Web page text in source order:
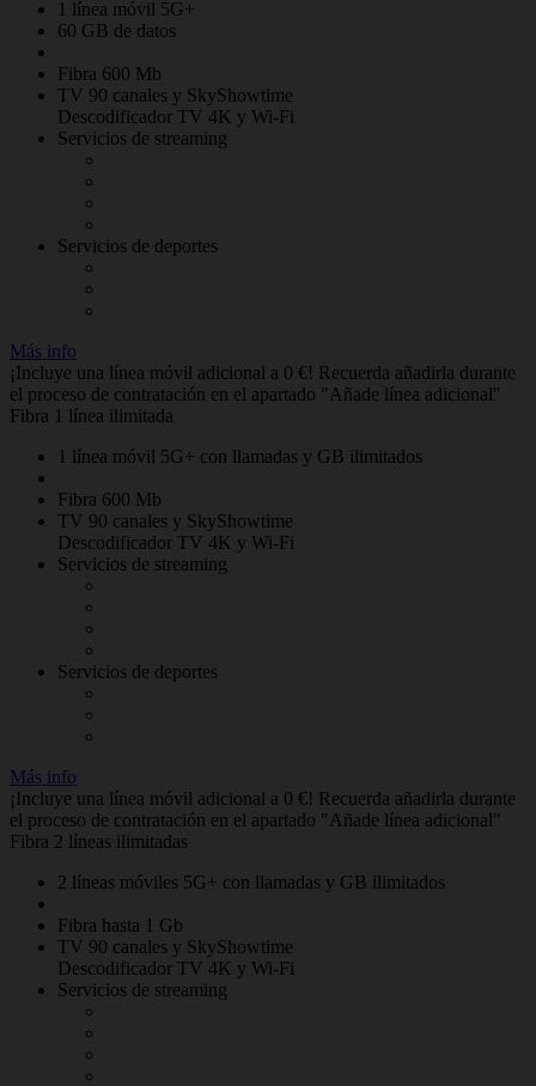
1 línea móvil 5G+
60 GB de datos
Fibra 600 Mb
TV 90 canales y SkyShowtime
Descodificador TV 4K y Wi-Fi
Servicios de streaming
Servicios de deportes
Más info
¡Incluye una línea móvil adicional a 0 €! Recuerda añadirla durante
el proceso de contratación en el apartado "Añade línea adicional"
Fibra 1 línea ilimitada
1 línea móvil 5G+ con llamadas y GB ilimitados
Fibra 600 Mb
TV 90 canales y SkyShowtime
Descodificador TV 4K y Wi-Fi
Servicios de streaming
Servicios de deportes
Más info
¡Incluye una línea móvil adicional a 0 €! Recuerda añadirla durante
el proceso de contratación en el apartado "Añade línea adicional"
Fibra 2 líneas ilimitadas
2 líneas móviles 5G+ con llamadas y GB ilimitados
Fibra hasta 1 Gb
TV 90 canales y SkyShowtime
Descodificador TV 4K y Wi-Fi
Servicios de streaming